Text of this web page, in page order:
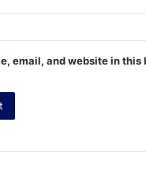
email, and website in